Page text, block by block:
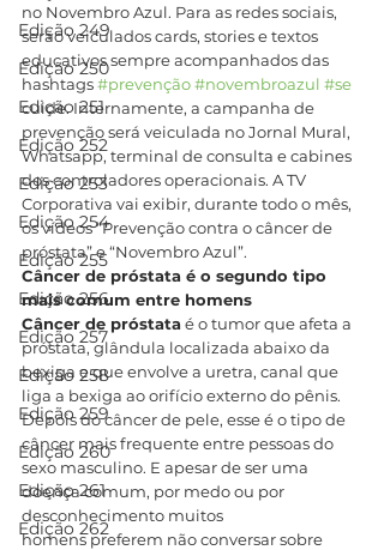
Edição 249
Edição 250
Edição 251
Edição 252
Edição 253
Edição 254
Edição 255
Edição 256
Edição 257
Edição 258
Edição 259
Edição 260
Edição 261
Edição 262
no Novembro Azul. Para as redes sociais,
serão veiculados cards, stories e textos
educativos sempre acompanhados das
hashtags #prevenção#novembroazul #se
cuide. Internamente, a campanha de
prevenção será veiculada no Jornal Mural,
Whatsapp, terminal de consulta e cabines
dos controladores operacionais. A TV
Corporativa vai exibir, durante todo o mês,
os vídeos “Prevenção contra o câncer de
próstata” e “Novembro Azul”.
Câncer de próstata é o segundo tipo
mais comum entre homens
Câncer de próstata é o tumor que afeta a
próstata, glândula localizada abaixo da
bexiga e que envolve a uretra, canal que
liga a bexiga ao orifício externo do pênis.
Depois do câncer de pele, esse é o tipo de
câncer mais frequente entre pessoas do
sexo masculino. E apesar de ser uma
doença comum, por medo ou por
desconhecimento muitos
homens preferem não conversar sobre